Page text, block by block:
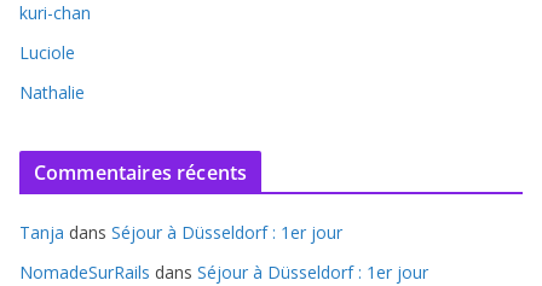
kuri-chan
Luciole
Nathalie
Commentaires récents
Tanja dans Séjour à Düsseldorf : 1er jour
NomadeSurRails dans Séjour à Düsseldorf : 1er jour